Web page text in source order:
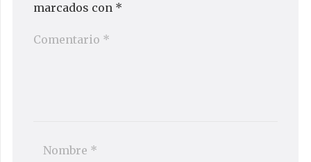
marcados con *